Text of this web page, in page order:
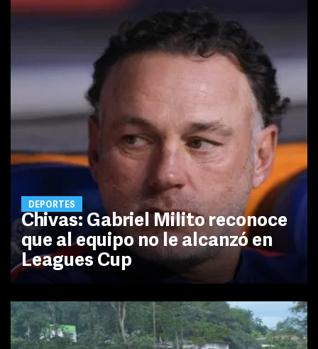
DEPORTES
Chivas: Gabriel Milito reconoce
que al equipo no le alcanzó en
Leagues Cup